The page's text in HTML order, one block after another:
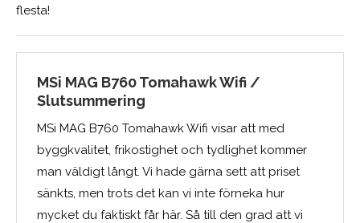
flesta!
MSi MAG B760 Tomahawk Wifi /
Slutsummering
MSi MAG B760 Tomahawk Wifi visar att med
byggkvalitet, frikostighet och tydlighet kommer
man väldigt långt. Vi hade gärna sett att priset
sänkts, men trots det kan vi inte förneka hur
mycket du faktiskt får här. Så till den grad att vi